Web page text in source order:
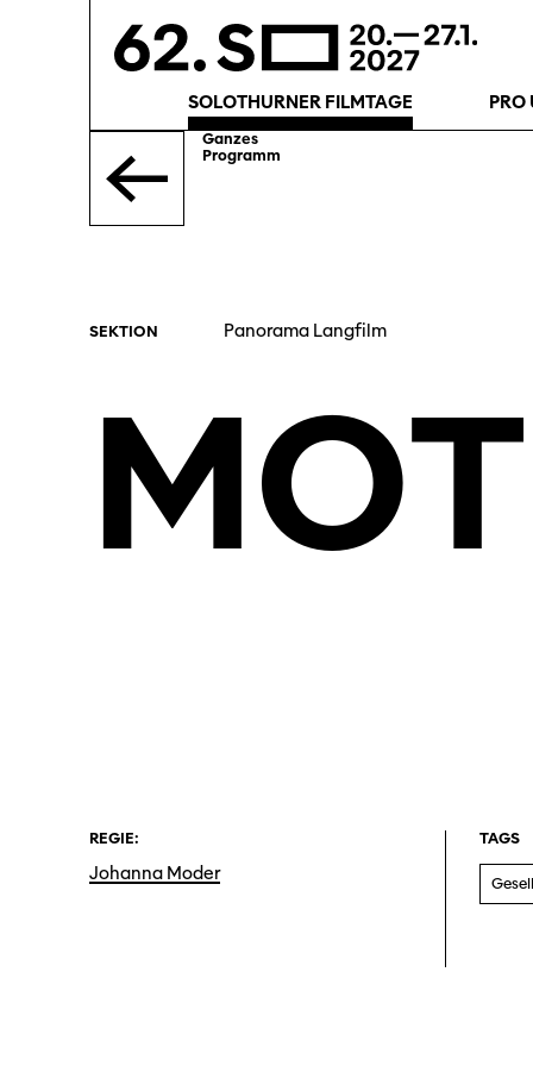
SOLOTHURNER FILMTAGE PRO
Ganzes
Programm
SEKTION Panorama Langfilm
REGIE:
Johanna Moder
TAGS